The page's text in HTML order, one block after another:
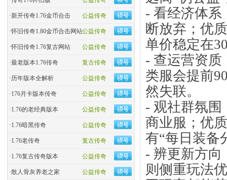
公益传奇
·新开传奇1.76金币合击
公益传奇
·怀旧传奇1.80金币合击网站
公益传奇
·怀旧传奇1.76复古网站
复古传奇
·最老版本1.76传奇
公益传奇
·历年版本全解析
公益传奇
·176月卡版本传奇
公益传奇
·1.76的老经典版本
公益传奇
·1.76暗黑传奇
复古传奇
·1.76老传奇
公益传奇
·1.76复古传奇版本
公益传奇
·散人骨灰养老之家
- 看经济体系
断放弃；优
单价稳定在
- 查运营资质
类服会提前
然失联。
- 观社群氛围
商业服；优
有“每日装备
- 辨更新方向
则侧重玩法